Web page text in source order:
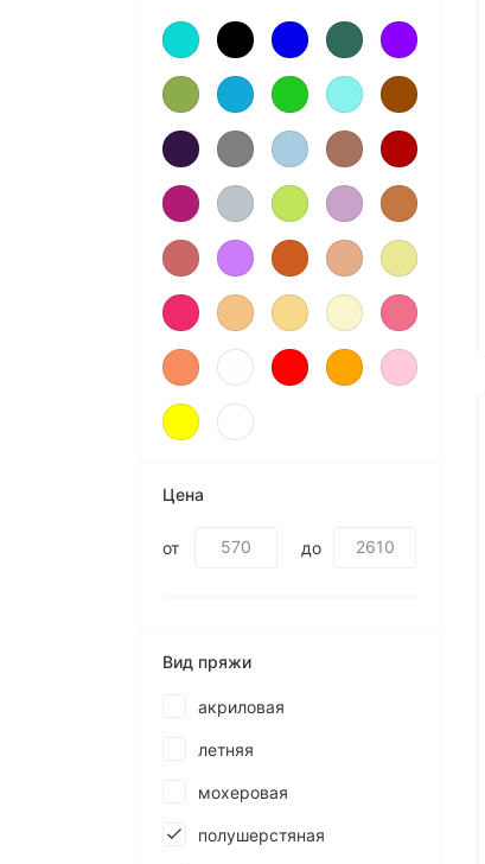
Цена
от до
Вид пряжи
акриловая
летняя
мохеровая
полушерстяная